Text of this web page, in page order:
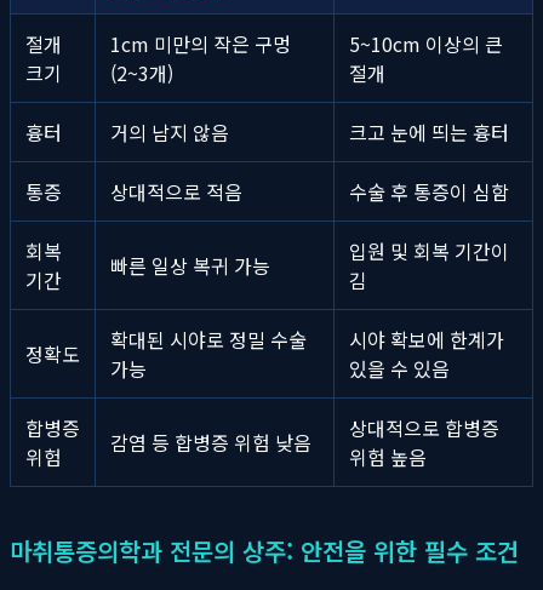
절개
크기
1cm 미만의 작은 구멍
(2~3개)
5~10cm 이상의 큰
절개
흉터 거의 남지 않음 크고 눈에 띄는 흉터
통증 상대적으로 적음 수술 후 통증이 심함
회복
기간
빠른 일상 복귀 가능
입원 및 회복 기간이
김
정확도
확대된 시야로 정밀 수술
가능
시야 확보에 한계가
있을 수 있음
합병증
위험
감염 등 합병증 위험 낮음
상대적으로 합병증
위험 높음
마취통증의학과 전문의 상주: 안전을 위한 필수 조건